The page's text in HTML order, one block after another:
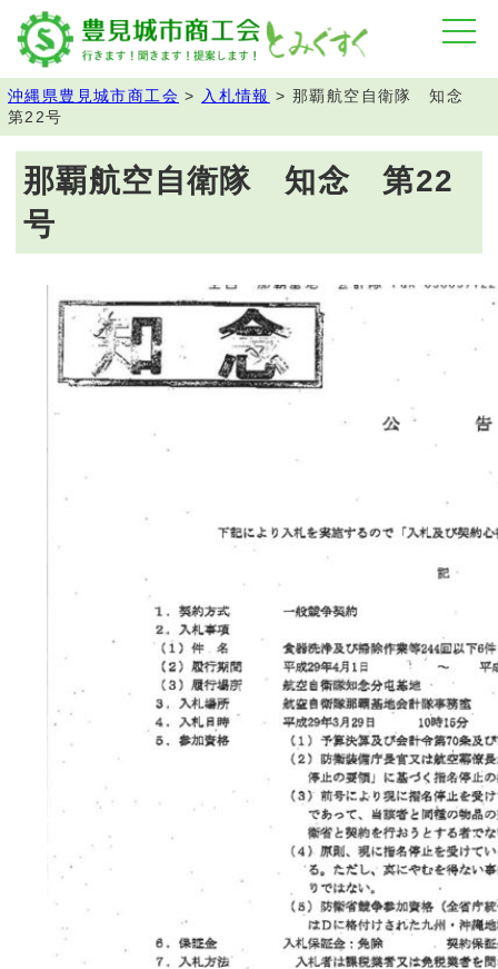
沖縄県豊見城市商工会 > 入札情報 >那覇航空自衛隊 知念
第22号
那覇航空自衛隊 知念 第22
号